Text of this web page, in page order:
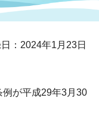
：2024年1月23日
が平成29年3月30